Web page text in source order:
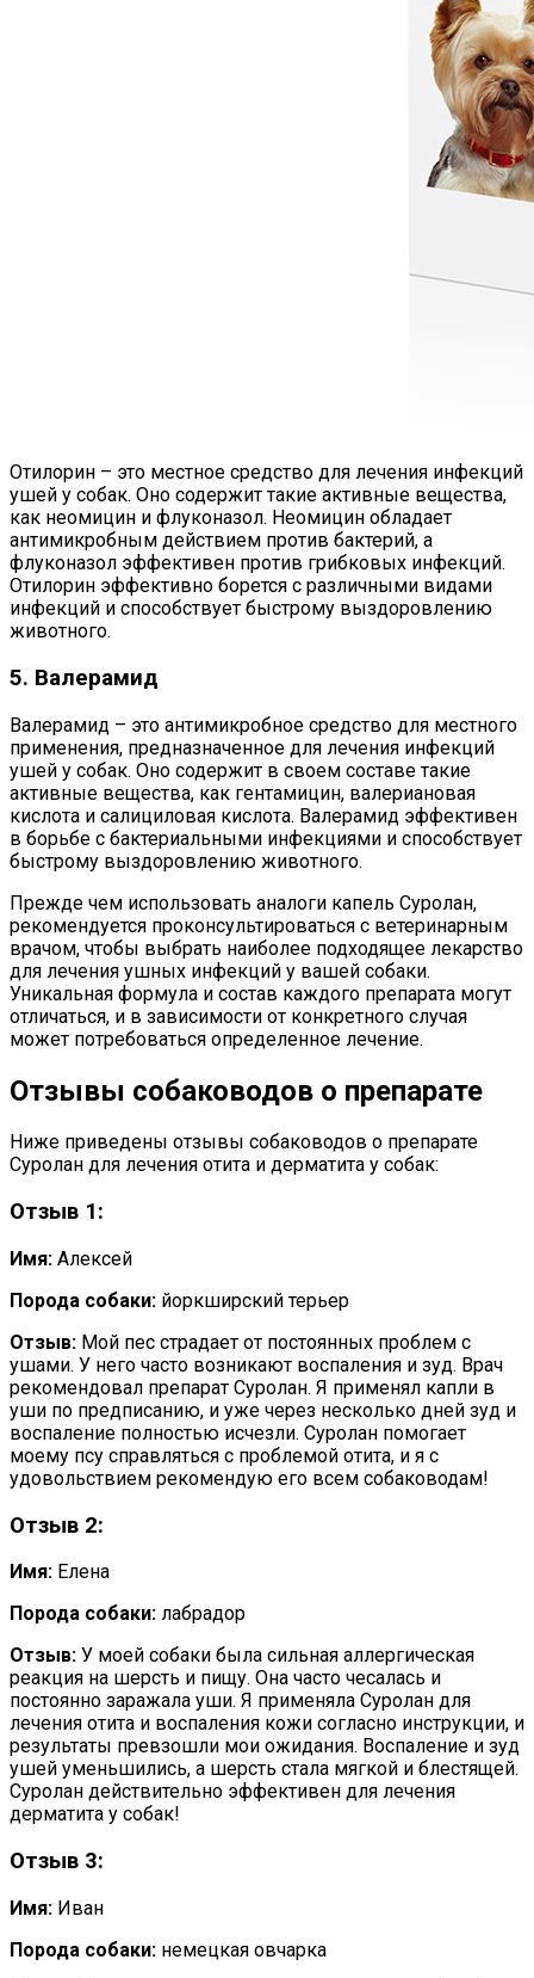
Отилорин – это местное средство для лечения инфекций
ушей у собак. Оно содержит такие активные вещества,
как неомицин и флуконазол. Неомицин обладает
антимикробным действием против бактерий, а
флуконазол эффективен против грибковых инфекций.
Отилорин эффективно борется с различными видами
инфекций и способствует быстрому выздоровлению
животного.
5. Валерамид
Валерамид – это антимикробное средство для местного
применения, предназначенное для лечения инфекций
ушей у собак. Оно содержит в своем составе такие
активные вещества, как гентамицин, валериановая
кислота и салициловая кислота. Валерамид эффективен
в борьбе с бактериальными инфекциями и способствует
быстрому выздоровлению животного.
Прежде чем использовать аналоги капель Суролан,
рекомендуется проконсультироваться с ветеринарным
врачом, чтобы выбрать наиболее подходящее лекарство
для лечения ушных инфекций у вашей собаки.
Уникальная формула и состав каждого препарата могут
отличаться, и в зависимости от конкретного случая
может потребоваться определенное лечение.
Отзывы собаководов о препарате
Ниже приведены отзывы собаководов о препарате
Суролан для лечения отита и дерматита у собак:
Отзыв 1:
Имя: Алексей
Порода собаки: йоркширский терьер
Отзыв: Мой пес страдает от постоянных проблем с
ушами. У него часто возникают воспаления и зуд. Врач
рекомендовал препарат Суролан. Я применял капли в
уши по предписанию, и уже через несколько дней зуд и
воспаление полностью исчезли. Суролан помогает
моему псу справляться с проблемой отита, и я с
удовольствием рекомендую его всем собаководам!
Отзыв 2:
Имя: Елена
Порода собаки: лабрадор
Отзыв: У моей собаки была сильная аллергическая
реакция на шерсть и пищу. Она часто чесалась и
постоянно заражала уши. Я применяла Суролан для
лечения отита и воспаления кожи согласно инструкции, и
результаты превзошли мои ожидания. Воспаление и зуд
ушей уменьшились, а шерсть стала мягкой и блестящей.
Суролан действительно эффективен для лечения
дерматита у собак!
Отзыв 3:
Имя: Иван
Порода собаки: немецкая овчарка